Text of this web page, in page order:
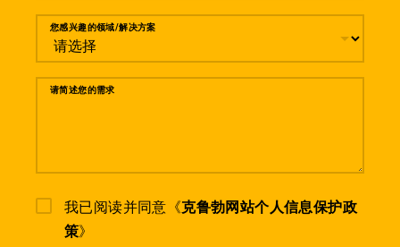
您感兴趣的领域/解决方案
请简述您的需求
我已阅读并同意《克鲁勃网站个人信息保护政
策》